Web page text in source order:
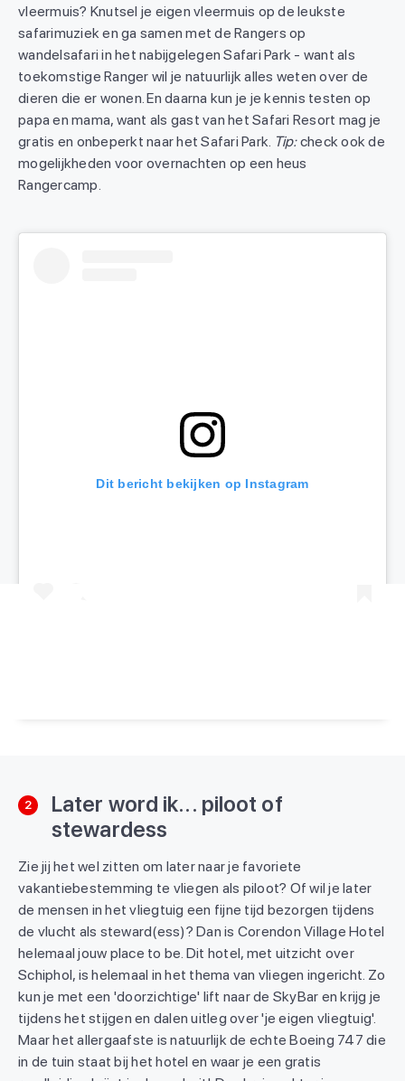
vleermuis? Knutsel je eigen vleermuis op de leukste
safarimuziek en ga samen met de Rangers op
wandelsafari in het nabijgelegen Safari Park - want als
toekomstige Ranger wil je natuurlijk alles weten over de
dieren die er wonen. En daarna kun je je kennis testen op
papa en mama, want als gast van het Safari Resort mag je
gratis en onbeperkt naar het Safari Park. Tip:check ook de
mogelijkheden voor overnachten op een heus
Rangercamp.
Dit bericht bekijken op Instagram
2
Later word ik... piloot of
stewardess
Zie jij het wel zitten om later naar je favoriete
vakantiebestemming te vliegen als piloot? Of wil je later
de mensen in het vliegtuig een fijne tijd bezorgen tijdens
de vlucht als steward(ess)? Dan is Corendon Village Hotel
helemaal jouw place to be. Dit hotel, met uitzicht over
Schiphol, is helemaal in het thema van vliegen ingericht. Zo
kun je met een 'doorzichtige' lift naar de SkyBar en krijg je
tijdens het stijgen en dalen uitleg over 'je eigen vliegtuig'.
Maar het allergaafste is natuurlijk de echte Boeing 747 die
in de tuin staat bij het hotel en waar je een gratis